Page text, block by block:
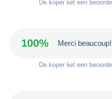
De koper liet een
100% Merci beaucoup!
De koper liet een